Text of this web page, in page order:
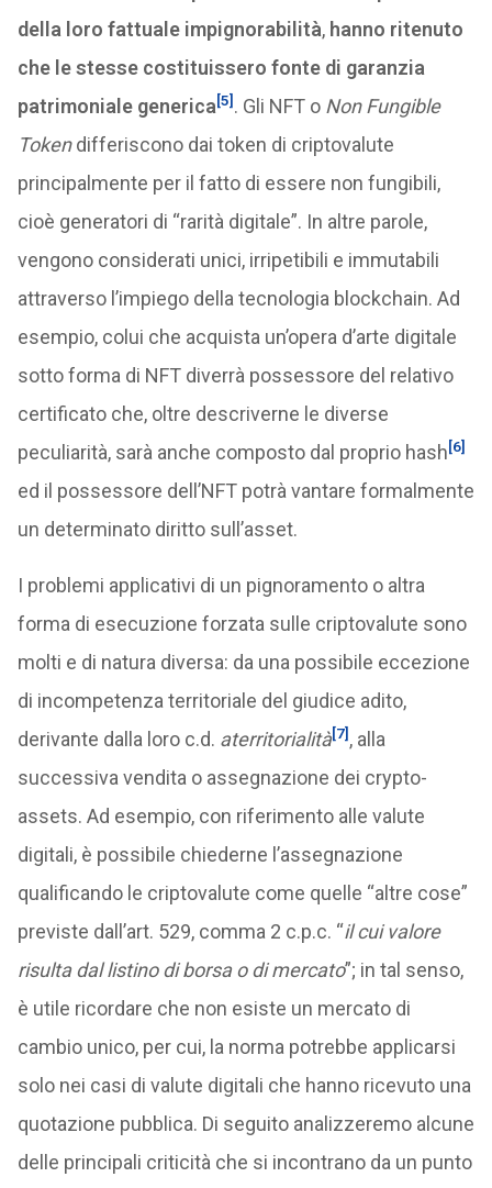
della loro fattuale impignorabilità, hanno ritenuto
che le stesse costituissero fonte di garanzia
patrimoniale generica[5] . Gli NFT o Non Fungible
Tokendifferiscono dai token di criptovalute
principalmente per il fatto di essere non fungibili,
cioè generatori di “rarità digitale”. In altre parole,
vengono considerati unici, irripetibili e immutabili
attraverso l’impiego della tecnologia blockchain. Ad
esempio, colui che acquista un’opera d’arte digitale
sotto forma di NFT diverrà possessore del relativo
certificato che, oltre descriverne le diverse
peculiarità, sarà anche composto dal proprio hash[6]
ed il possessore dell’NFT potrà vantare formalmente
un determinato diritto sull’asset.
I problemi applicativi di un pignoramento o altra
forma di esecuzione forzata sulle criptovalute sono
molti e di natura diversa: da una possibile eccezione
di incompetenza territoriale del giudice adito,
derivante dalla loro c.d. aterritorialità[7] , alla
successiva vendita o assegnazione dei crypto-
assets. Ad esempio, con riferimento alle valute
digitali, è possibile chiederne l’assegnazione
qualificando le criptovalute come quelle “altre cose”
previste dall’art. 529, comma 2 c.p.c. “il cui valore
risulta dal listino di borsa o di mercato”; in tal senso,
è utile ricordare che non esiste un mercato di
cambio unico, per cui, la norma potrebbe applicarsi
solo nei casi di valute digitali che hanno ricevuto una
quotazione pubblica. Di seguito analizzeremo alcune
delle principali criticità che si incontrano da un punto